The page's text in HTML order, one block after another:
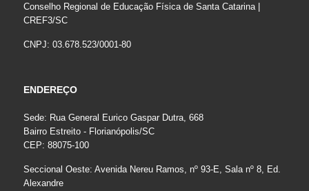
Conselho Regional de Educação Física de Santa Catarina |
CREF3/SC
CNPJ: 03.678.523/0001-80
ENDEREÇO
Sede: Rua General Eurico Gaspar Dutra, 668
Bairro Estreito - Florianópolis/SC
CEP: 88075-100
Seccional Oeste: Avenida Nereu Ramos, nº 93-E, Sala nº 8, Ed.
Alexandre